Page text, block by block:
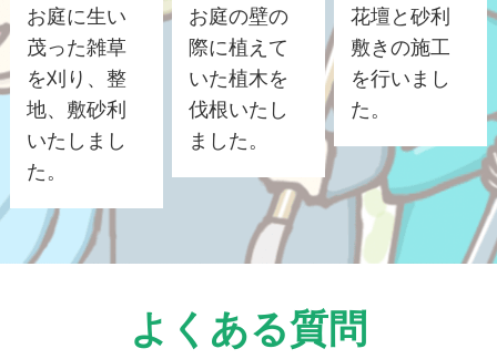
お庭に生い
茂った雑草
を刈り、整
地、敷砂利
いたしまし
た。
お庭の壁の
際に植えて
いた植木を
伐根いたし
ました。
花壇と砂利
敷きの施工
を行いまし
た。
よくある質問